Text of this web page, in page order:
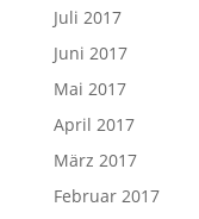
Juli 2017
Juni 2017
Mai 2017
April 2017
März 2017
Februar 2017